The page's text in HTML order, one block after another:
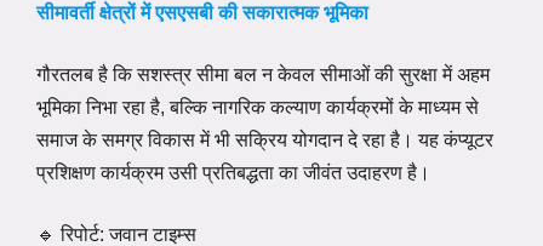
सीमावर्ती क्षेत्रों में एसएसबी की सकारात्मक भूमिका
गौरतलब है कि सशस्त्र सीमा बल न केवल सीमाओं की सुरक्षा में अहम
भूमिका निभा रहा है, बल्कि नागरिक कल्याण कार्यक्रमों के माध्यम से
समाज के समग्र विकास में भी सक्रिय योगदान दे रहा है। यह कंप्यूटर
प्रशिक्षण कार्यक्रम उसी प्रतिबद्धता का जीवंत उदाहरण है।
🔹 रिपोर्ट: जवान टाइम्स